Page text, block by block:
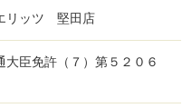
リッツ 堅田店
大臣免許（７）第５２０６